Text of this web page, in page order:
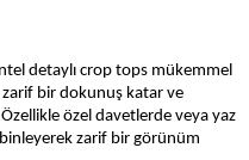
detaylı crop tops mükemmel
bir dokunuş katar ve
özel davetlerde veya yaz
zarif bir görünüm